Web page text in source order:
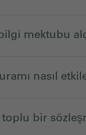
mektubu
nasıl
toplu bir